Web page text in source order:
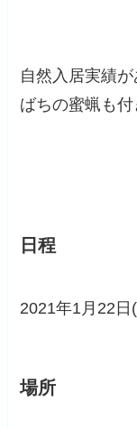
自然入居実績
ばちの蜜蝋も付
日程
2021年1月22日
場所